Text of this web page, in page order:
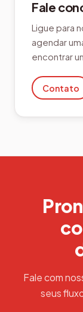
Fale
Ligue para
agendar
encontrar
Contato
Fale com
seus